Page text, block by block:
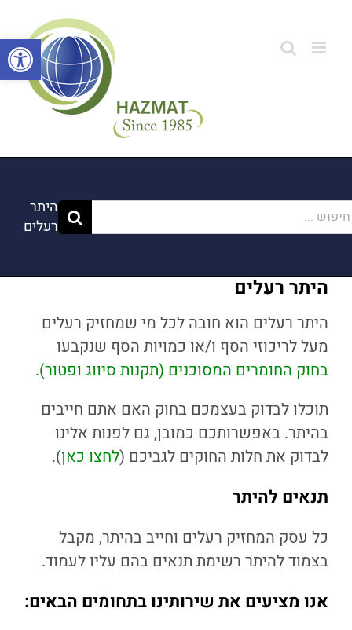
פתח
היתר
רעלים
היתר רעלים
היתר רעלים הוא חובה לכל מי שמחזיק רעלים
מעל לריכוזי הסף ו/או כמויות הסף שנקבעו
בחוק החומרים המסוכנים (תקנות סיווג ופטור).
תוכלו לבדוק בעצמכם בחוק האם אתם חייבים
בהיתר. באפשרותכם כמובן, גם לפנות אלינו
לבדוק את חלות החוקים לגביכם (לחצו כאן).
תנאים להיתר
כל עסק המחזיק רעלים וחייב בהיתר, מקבל
בצמוד להיתר רשימת תנאים בהם עליו לעמוד.
אנו מציעים את שירותינו בתחומים הבאים: